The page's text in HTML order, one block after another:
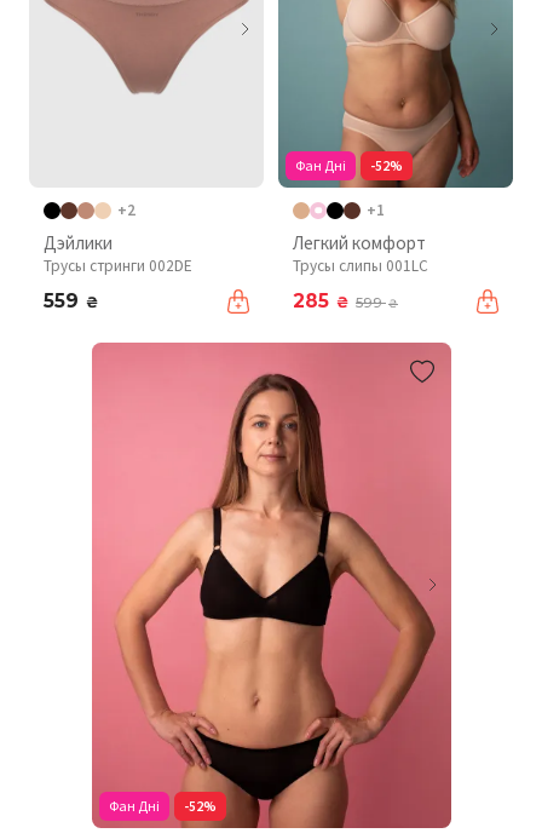
+2
Дэйлики
Трусы стринги 002DE
559 ₴
Фан Дні -52%
+1
Легкий комфорт
Трусы слипы 001LC
285 ₴ 599₴
Фан Дні -52%